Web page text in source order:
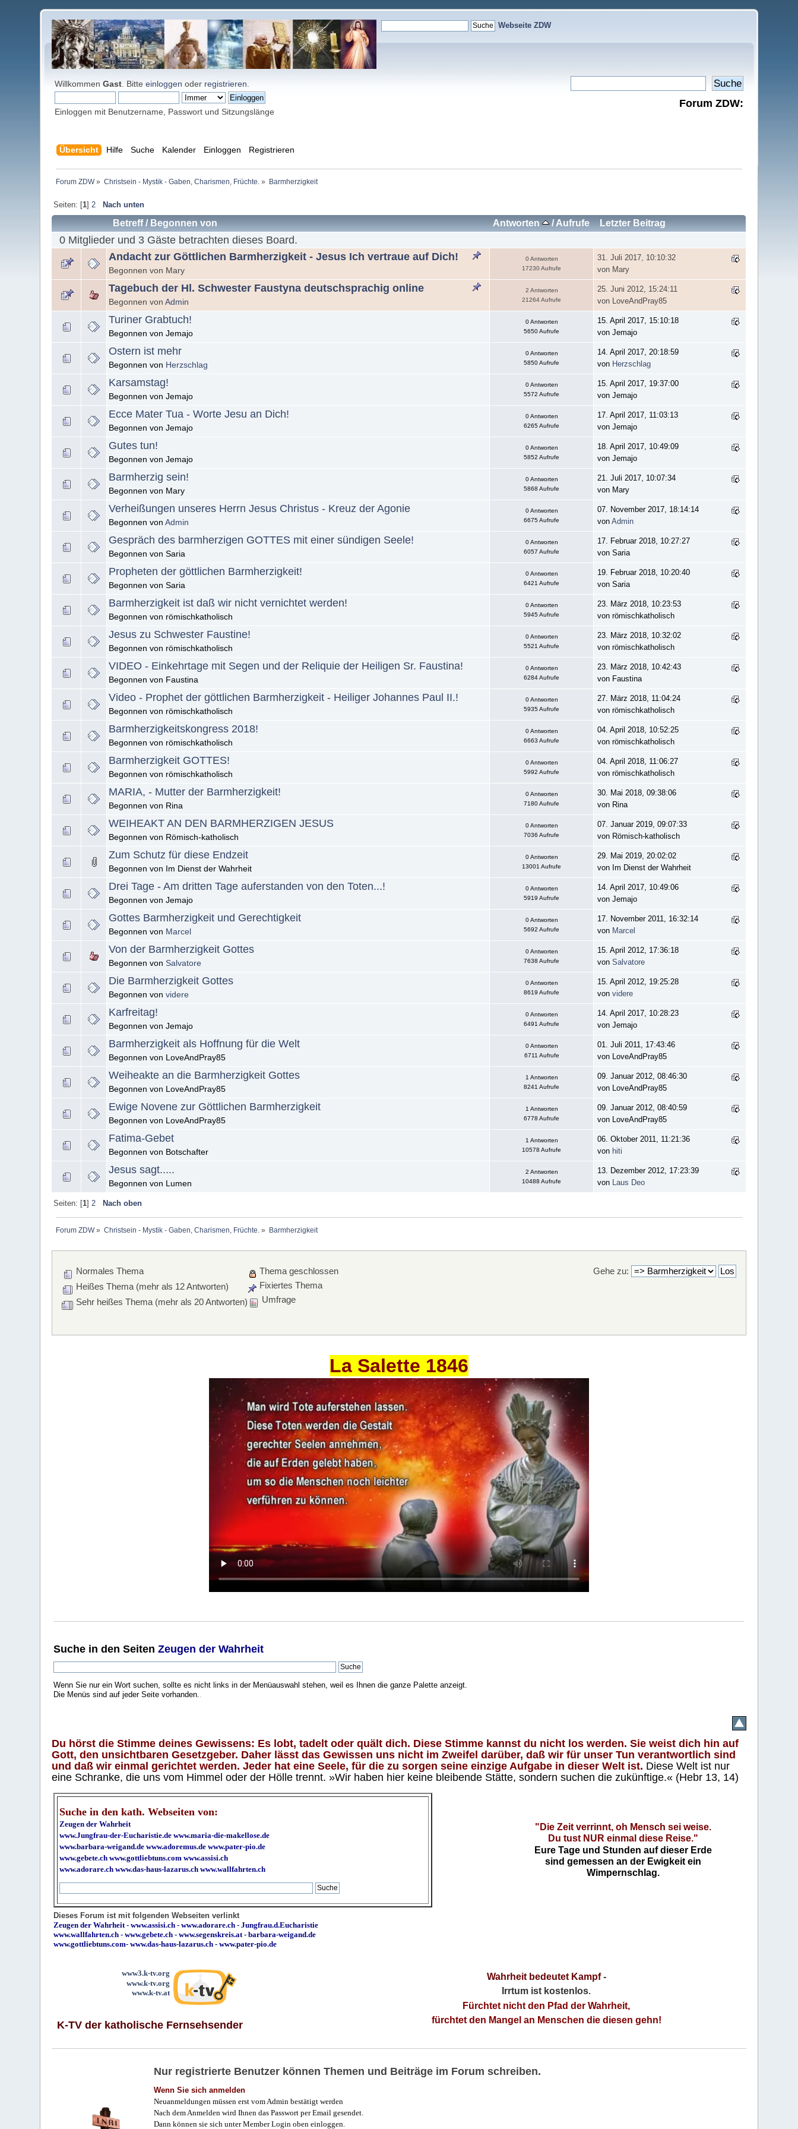
Webseite ZDW
WillkommenGast . Bitteeinloggen oder registrieren
Einloggen mit Benutzername, Passwort und Sitzungslänge
Forum ZDW:
Übersicht Hilfe Suche Kalender Einloggen Registrieren
Forum ZDW» Christsein - Mystik - Gaben, Charismen, Früchte.» Barmherzigkeit
Seiten: [1] 2 Nach unten
Betreff/ Begonnen von Antworten /Aufrufe Letzter Beitrag
0 Mitglieder und 3 Gäste betrachten dieses Board.
Andacht zur Göttlichen Barmherzigkeit - Jesus Ich vertraue auf Dich!
Begonnen von Mary
0 Antworten
17230 Aufrufe
31. Juli 2017, 10:10:32
von Mary
Tagebuch der Hl. Schwester Faustyna deutschsprachig online
Begonnen vonAdmin
2 Antworten
21264 Aufrufe
25. Juni 2012, 15:24:11
von LoveAndPray85
Turiner Grabtuch!
Begonnen von Jemajo
0 Antworten
5650 Aufrufe
15. April 2017, 15:10:18
von Jemajo
Ostern ist mehr
Begonnen von Herzschlag
0 Antworten
5850 Aufrufe
14. April 2017, 20:18:59
von Herzschlag
Karsamstag!
Begonnen von Jemajo
0 Antworten
5572 Aufrufe
15. April 2017, 19:37:00
von Jemajo
Ecce Mater Tua - Worte Jesu an Dich!
Begonnen von Jemajo
0 Antworten
6265 Aufrufe
17. April 2017, 11:03:13
von Jemajo
Gutes tun!
Begonnen von Jemajo
0 Antworten
5852 Aufrufe
18. April 2017, 10:49:09
von Jemajo
Barmherzig sein!
Begonnen von Mary
0 Antworten
5868 Aufrufe
21. Juli 2017, 10:07:34
von Mary
Verheißungen unseres Herrn Jesus Christus - Kreuz der Agonie
Begonnen vonAdmin
0 Antworten
6675 Aufrufe
07. November 2017, 18:14:14
vonAdmin
Gespräch des barmherzigen GOTTES mit einer sündigen Seele!
Begonnen von Saria
0 Antworten
6057 Aufrufe
17. Februar 2018, 10:27:27
von Saria
Propheten der göttlichen Barmherzigkeit!
Begonnen von Saria
0 Antworten
6421 Aufrufe
19. Februar 2018, 10:20:40
von Saria
Barmherzigkeit ist daß wir nicht vernichtet werden!
Begonnen von römischkatholisch
0 Antworten
5945 Aufrufe
23. März 2018, 10:23:53
von römischkatholisch
Jesus zu Schwester Faustine!
Begonnen von römischkatholisch
0 Antworten
5521 Aufrufe
23. März 2018, 10:32:02
von römischkatholisch
VIDEO - Einkehrtage mit Segen und der Reliquie der Heiligen Sr. Faustina!
Begonnen von Faustina
0 Antworten
6284 Aufrufe
23. März 2018, 10:42:43
von Faustina
Video - Prophet der göttlichen Barmherzigkeit - Heiliger Johannes Paul II.!
Begonnen von römischkatholisch
0 Antworten
5935 Aufrufe
27. März 2018, 11:04:24
von römischkatholisch
Barmherzigkeitskongress 2018!
Begonnen von römischkatholisch
0 Antworten
6663 Aufrufe
04. April 2018, 10:52:25
von römischkatholisch
Barmherzigkeit GOTTES!
Begonnen von römischkatholisch
0 Antworten
5992 Aufrufe
04. April 2018, 11:06:27
von römischkatholisch
MARIA, - Mutter der Barmherzigkeit!
Begonnen von Rina
0 Antworten
7180 Aufrufe
30. Mai 2018, 09:38:06
von Rina
WEIHEAKT AN DEN BARMHERZIGEN JESUS
Begonnen von Römisch-katholisch
0 Antworten
7036 Aufrufe
07. Januar 2019, 09:07:33
von Römisch-katholisch
Zum Schutz für diese Endzeit
Begonnen von Im Dienst der Wahrheit
0 Antworten
13001 Aufrufe
29. Mai 2019, 20:02:02
von Im Dienst der Wahrheit
Drei Tage - Am dritten Tage auferstanden von den Toten...!
Begonnen von Jemajo
0 Antworten
5919 Aufrufe
14. April 2017, 10:49:06
von Jemajo
Gottes Barmherzigkeit und Gerechtigkeit
Begonnen von Marcel
0 Antworten
5692 Aufrufe
17. November 2011, 16:32:14
von Marcel
Von der Barmherzigkeit Gottes
Begonnen von Salvatore
0 Antworten
7638 Aufrufe
15. April 2012, 17:36:18
vonSalvatore
Die Barmherzigkeit Gottes
Begonnen vonvidere
0 Antworten
8619 Aufrufe
15. April 2012, 19:25:28
vonvidere
Karfreitag!
Begonnen von Jemajo
0 Antworten
6491 Aufrufe
14. April 2017, 10:28:23
von Jemajo
Barmherzigkeit als Hoffnung für die Welt
Begonnen von LoveAndPray85
0 Antworten
6711 Aufrufe
01. Juli 2011, 17:43:46
von LoveAndPray85
Weiheakte an die Barmherzigkeit Gottes
Begonnen von LoveAndPray85
1 Antworten
8241 Aufrufe
09. Januar 2012, 08:46:30
von LoveAndPray85
Ewige Novene zur Göttlichen Barmherzigkeit
Begonnen von LoveAndPray85
1 Antworten
6778 Aufrufe
09. Januar 2012, 08:40:59
von LoveAndPray85
Fatima-Gebet
Begonnen von Botschafter
1 Antworten
10578 Aufrufe
06. Oktober 2011, 11:21:36
von hiti
Jesus sagt.....
Begonnen von Lumen
2 Antworten
10488 Aufrufe
13. Dezember 2012, 17:23:39
von Laus Deo
Seiten: [1] 2 Nach oben
Forum ZDW» Christsein - Mystik - Gaben, Charismen, Früchte.» Barmherzigkeit
Gehe zu:
Normales Thema
Heißes Thema (mehr als 12 Antworten)
Sehr heißes Thema (mehr als 20 Antworten)
Thema geschlossen
Fixiertes Thema
Umfrage
La Salette 1846
Suche in den SeitenZeugen der Wahrheit
Wenn Sie nur ein Wort suchen, sollte es nicht links in der Menüauswahl stehen, weil es Ihnen die ganze Palette anzeigt.
Die Menüs sind auf jeder Seite vorhanden.
Du hörst die Stimme deines Gewissens: Es lobt, tadelt oder quält dich. Diese Stimme kannst du nicht los werden. Sie weist dich hin auf
Gott, den unsichtbaren Gesetzgeber. Daher lässt das Gewissen uns nicht im Zweifel darüber, daß wir für unser Tun verantwortlich sind
und daß wir einmal gerichtet werden. Jeder hat eine Seele, für die zu sorgen seine einzige Aufgabe in dieser Welt ist. Diese Welt ist nur
eine Schranke, die uns vom Himmel oder der Hölle trennt. »Wir haben hier keine bleibende Stätte, sondern suchen die zukünftige.« (Hebr 13, 14)
Suche in den kath. Webseiten von:
Zeugen der Wahrheit
www.Jungfrau-der-Eucharistie.de www.maria-die-makellose.de
www.barbara-weigand.de www.adoremus.de www.pater-pio.de
www.gebete.ch www.gottliebtuns.com www.assisi.ch
www.adorare.ch www.das-haus-lazarus.ch www.wallfahrten.ch
"Die Zeit verrinnt, oh Mensch sei weise.
Du tust NUR einmal diese Reise."
Eure Tage und Stunden auf dieser Erde
sind gemessen an der Ewigkeit ein
Wimpernschlag.
Dieses Forum ist mit folgenden Webseiten verlinkt
Zeugen der Wahrheit -www.assisi.ch -www.adorare.ch -Jungfrau.d.Eucharistie
www.wallfahrten.ch -www.gebete.ch -www.segenskreis.at -barbara-weigand.de
www.gottliebtuns.com-www.das-haus-lazarus.ch - www.pater-pio.de
www3.k-tv.org
www.k-tv.org
www.k-tv.at
K-TV der katholische Fernsehsender
Wahrheit bedeutet Kampf-
Irrtum ist kostenlos.
Fürchtet nicht den Pfad der Wahrheit,
fürchtet den Mangel an Menschen die diesen gehn!
Nur registrierte Benutzer können Themen und Beiträge im Forum schreiben.
Wenn Sie sich anmelden
Neuanmeldungen müssen erst vom Admin bestätigt werden
Nach dem Anmelden wird Ihnen das Passwort per Email gesendet.
Dann können sie sich unter Member Login oben einloggen.